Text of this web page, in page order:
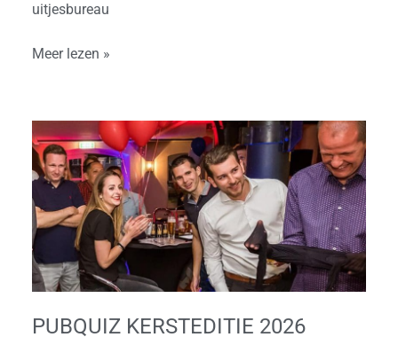
uitjesbureau
Meer lezen »
PUBQUIZ KERSTEDITIE 2026
Pubquiz
Kersteditie
2026